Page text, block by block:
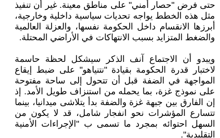
حتى فرض "حصار أمني" على مناطق معينة. غير أن تنفيذ
مثل هذه الخطط يواجه تحديات سياسية داخلية وخارجية،
أبرزها الانقسام داخل الحكومة نفسها، والعزلة العالمية
والضغط المتزايد بسبب الانتهاكات في الأراضي المحتلة.
ويبدو أن الاجتماع آنف الذكر سيشكل لحظة حاسمة
لاختبار قدرة الحكومة بقيادة "نتنياهو" على ضبط إيقاع
المواجهة في الضفة قبل أن تتحول إلى ساحة مفتوحة
على نموذج غزة، بما يحمله من استنزاف طويل الأمد. إذ
إن الفارق بين جبهة غزة والضفة بدأ يتلاشى ميدانيا، بينما
تتسارع المؤشرات نحو انفجار شامل، قد لا يكون من
السهل احتوائه بمجرد ما تسمى ب "الإجراءات الأمنية
التقليدية".